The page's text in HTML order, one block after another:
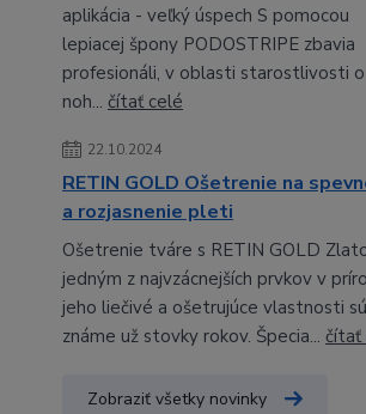
aplikácia - veľký úspech S pomocou
lepiacej špony PODOSTRIPE zbavia
profesionáli, v oblasti starostlivosti o
noh... čítať celé
22.10.2024
RETIN GOLD Ošetrenie na
a rozjasnenie pleti
Ošetrenie tváre s RETIN GOLD
jedným z najvzácnejších prvkov v
jeho liečivé a ošetrujúce vlastnosti sú
známe už stovky rokov. Špecia... čítať
Zobraziť všetky novinky